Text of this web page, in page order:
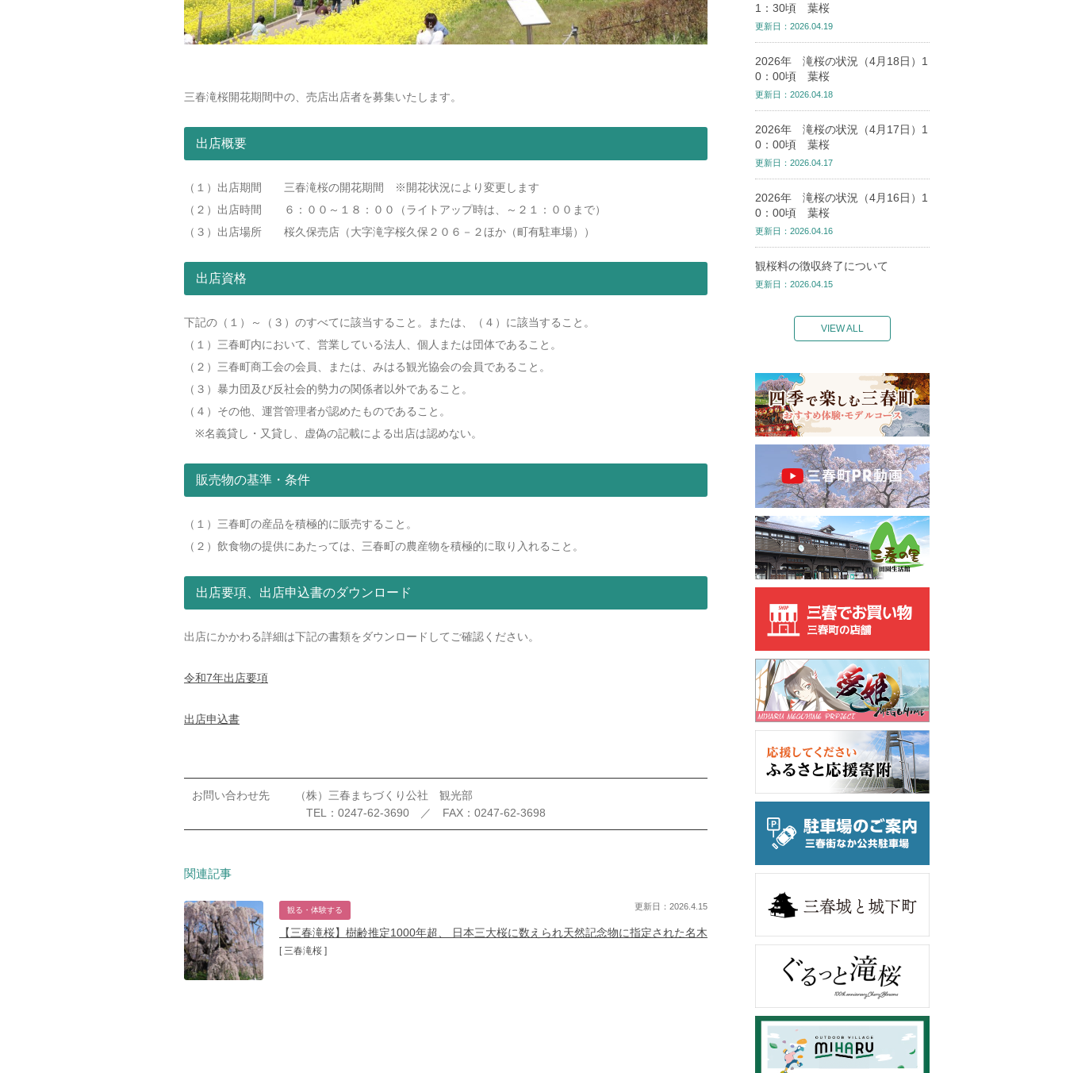
三春滝桜開花期間中の、売店出店者を募集いたします。
出店概要
（１）出店期間 三春滝桜の開花期間 ※開花状況により変更します
（２）出店時間 ６：００～１８：００（ライトアップ時は、～２１：００まで）
（３）出店場所 桜久保売店（大字滝字桜久保２０６－２ほか（町有駐車場））
出店資格
下記の（１）～（３）のすべてに該当すること。または、（４）に該当すること。
（１）三春町内において、営業している法人、個人または団体であること。
（２）三春町商工会の会員、または、みはる観光協会の会員であること。
（３）暴力団及び反社会的勢力の関係者以外であること。
（４）その他、運営管理者が認めたものであること。
※名義貸し・又貸し、虚偽の記載による出店は認めない。
販売物の基準・条件
（１）三春町の産品を積極的に販売すること。
（２）飲食物の提供にあたっては、三春町の農産物を積極的に取り入れること。
出店要項、出店申込書のダウンロード
出店にかかわる詳細は下記の書類をダウンロードしてご確認ください。
令和7年出店要項
出店申込書
お問い合わせ先
（株）三春まちづくり公社 観光部
TEL：0247-62-3690 ／ FAX：0247-62-3698
関連記事
観る・体験する
【三春滝桜】樹齢推定1000年超、 日本三大桜に数えられ天然記念物に指定された名木
[ 三春滝桜 ]
更新日：2026.4.15
1：30頃 葉桜
更新日：2026.04.19
2026年 滝桜の状況（4月18日）1
0：00頃 葉桜
更新日：2026.04.18
2026年 滝桜の状況（4月17日）1
0：00頃 葉桜
更新日：2026.04.17
2026年 滝桜の状況（4月16日）1
0：00頃 葉桜
更新日：2026.04.16
観桜料の徴収終了について
更新日：2026.04.15
VIEW ALL